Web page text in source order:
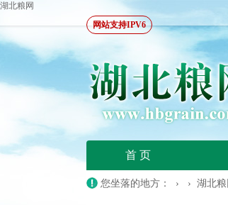
湖北粮网
网站支持IPV6
首 页
您坐落的地方： › › 湖北